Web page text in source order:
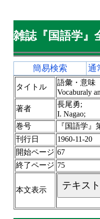
雑誌『国語学』
簡易検索 通
タイトル
語彙・意味
Vocaburaly
著者
長尾勇;
I. Nagao;
巻号
『国語学』
刊行日
1960-11-20
開始ページ 67
終了ページ 75
本文表示